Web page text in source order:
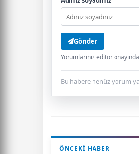
Gönder
Yorumlarınız editör
Bu habere henüz yorum
ÖNCEKI HABER